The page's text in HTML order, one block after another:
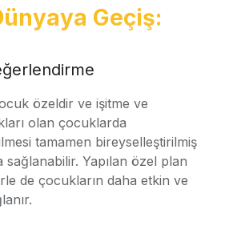
Geçiş:
özeldir ve işitme ve
olan çocuklarda
tamamen bireyselleştirilmiş
sağlanabilir. Yapılan özel plan
de çocukların daha etkin ve